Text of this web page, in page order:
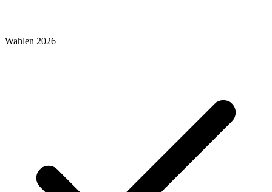
Wahlen 2026